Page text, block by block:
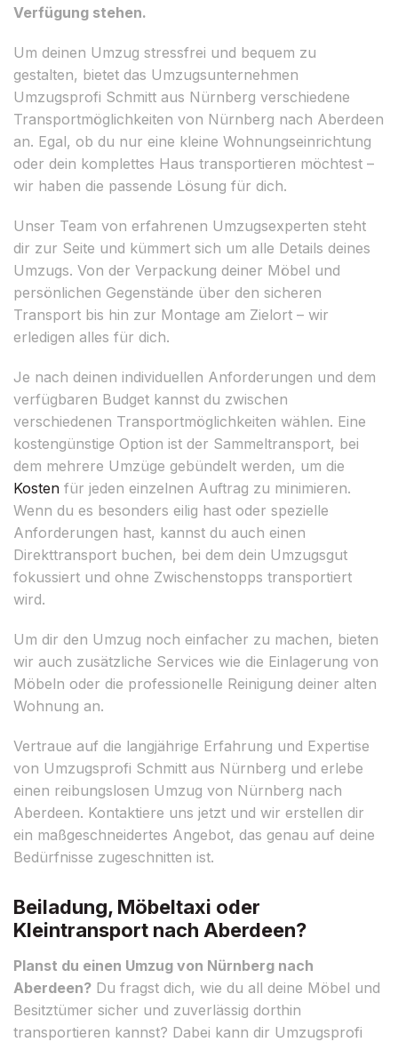
Verfügung stehen.
Um deinen Umzug stressfrei und bequem zu
gestalten, bietet das Umzugsunternehmen
Umzugsprofi Schmitt aus Nürnberg verschiedene
Transportmöglichkeiten von Nürnberg nach Aberdeen
an. Egal, ob du nur eine kleine Wohnungseinrichtung
oder dein komplettes Haus transportieren möchtest –
wir haben die passende Lösung für dich.
Unser Team von erfahrenen Umzugsexperten steht
dir zur Seite und kümmert sich um alle Details deines
Umzugs. Von der Verpackung deiner Möbel und
persönlichen Gegenstände über den sicheren
Transport bis hin zur Montage am Zielort – wir
erledigen alles für dich.
Je nach deinen individuellen Anforderungen und dem
verfügbaren Budget kannst du zwischen
verschiedenen Transportmöglichkeiten wählen. Eine
kostengünstige Option ist der Sammeltransport, bei
dem mehrere Umzüge gebündelt werden, um die
Kosten für jeden einzelnen Auftrag zu minimieren.
Wenn du es besonders eilig hast oder spezielle
Anforderungen hast, kannst du auch einen
Direkttransport buchen, bei dem dein Umzugsgut
fokussiert und ohne Zwischenstopps transportiert
wird.
Um dir den Umzug noch einfacher zu machen, bieten
wir auch zusätzliche Services wie die Einlagerung von
Möbeln oder die professionelle Reinigung deiner alten
Wohnung an.
Vertraue auf die langjährige Erfahrung und Expertise
von Umzugsprofi Schmitt aus Nürnberg und erlebe
einen reibungslosen Umzug von Nürnberg nach
Aberdeen. Kontaktiere uns jetzt und wir erstellen dir
ein maßgeschneidertes Angebot, das genau auf deine
Bedürfnisse zugeschnitten ist.
Beiladung, Möbeltaxi oder
Kleintransport nach Aberdeen?
Planst du einen Umzug von Nürnberg nach
Aberdeen? Du fragst dich, wie du all deine Möbel und
Besitztümer sicher und zuverlässig dorthin
transportieren kannst? Dabei kann dir Umzugsprofi